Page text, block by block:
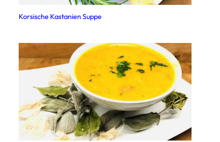
Korsische Kastanien Suppe